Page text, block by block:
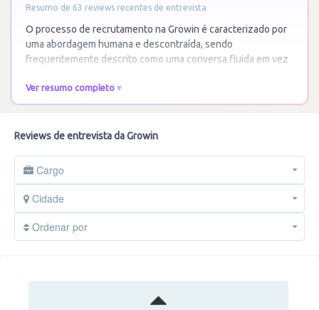
Resumo de 63 reviews recentes de entrevista
O processo de recrutamento na Growin é caracterizado por
uma abordagem humana e descontraída, sendo
frequentemente descrito como uma conversa fluida em vez
mais
Ver resumo completo
Reviews de entrevista da Growin
Cargo
Cidade
Ordenar por